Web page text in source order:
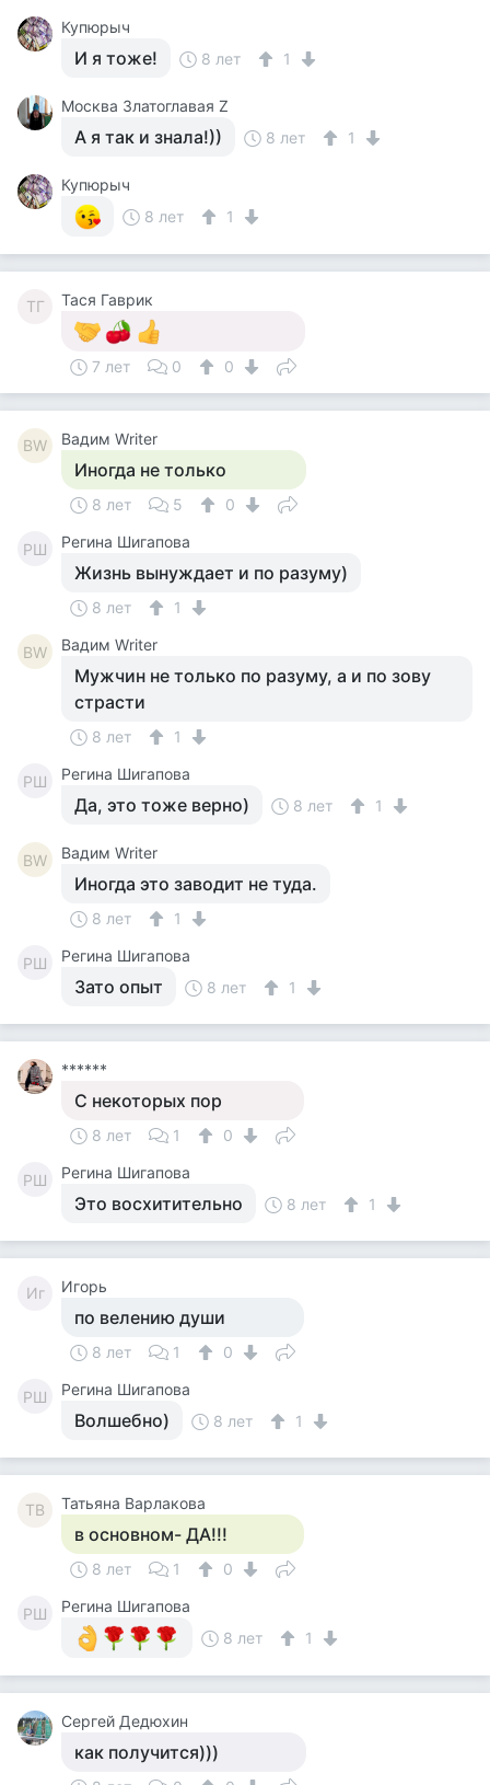
Купюрыч
И я тоже! 8 лет 1
Москва Златоглавая Z
А я так и знала!)) 8 лет 1
Купюрыч
8 лет
1
ТГ Тася Гаврик
7 лет 0 0
ВW Вадим Writer
Иногда не только
8 лет 5 0
РШ Регина Шигапова
Жизнь вынуждает и по разуму)
8 лет 1
ВW Вадим Writer
Мужчин не только по разуму, а и по зову
страсти
8 лет 1
РШ Регина Шигапова
Да, это тоже верно) 8 лет 1
ВW Вадим Writer
Иногда это заводит не туда.
8 лет 1
РШ Регина Шигапова
Зато опыт 8 лет 1
******
С некоторых пор
8 лет 1 0
РШ Регина Шигапова
Это восхитительно 8 лет 1
Иг Игорь
по велению души
8 лет 1 0
РШ Регина Шигапова
Волшебно) 8 лет 1
ТВ Татьяна Варлакова
в основном- ДА!!!
8 лет 1 0
РШ
Регина Шигапова
8 лет
1
Сергей Дедюхин
как получится)))